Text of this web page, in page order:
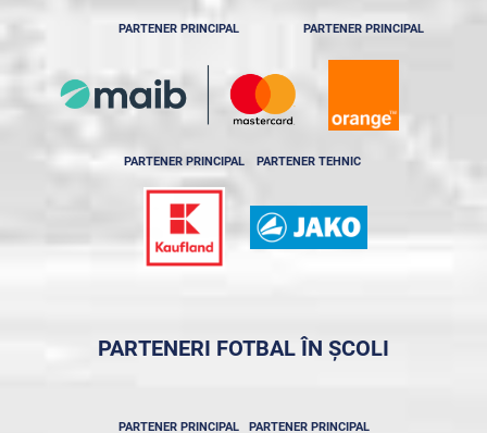
PARTENER PRINCIPAL PARTENER PRINCIPAL
PARTENER PRINCIPAL PARTENER TEHNIC
PARTENERI FOTBAL ÎN ȘCOLI
PARTENER PRINCIPAL PARTENER PRINCIPAL